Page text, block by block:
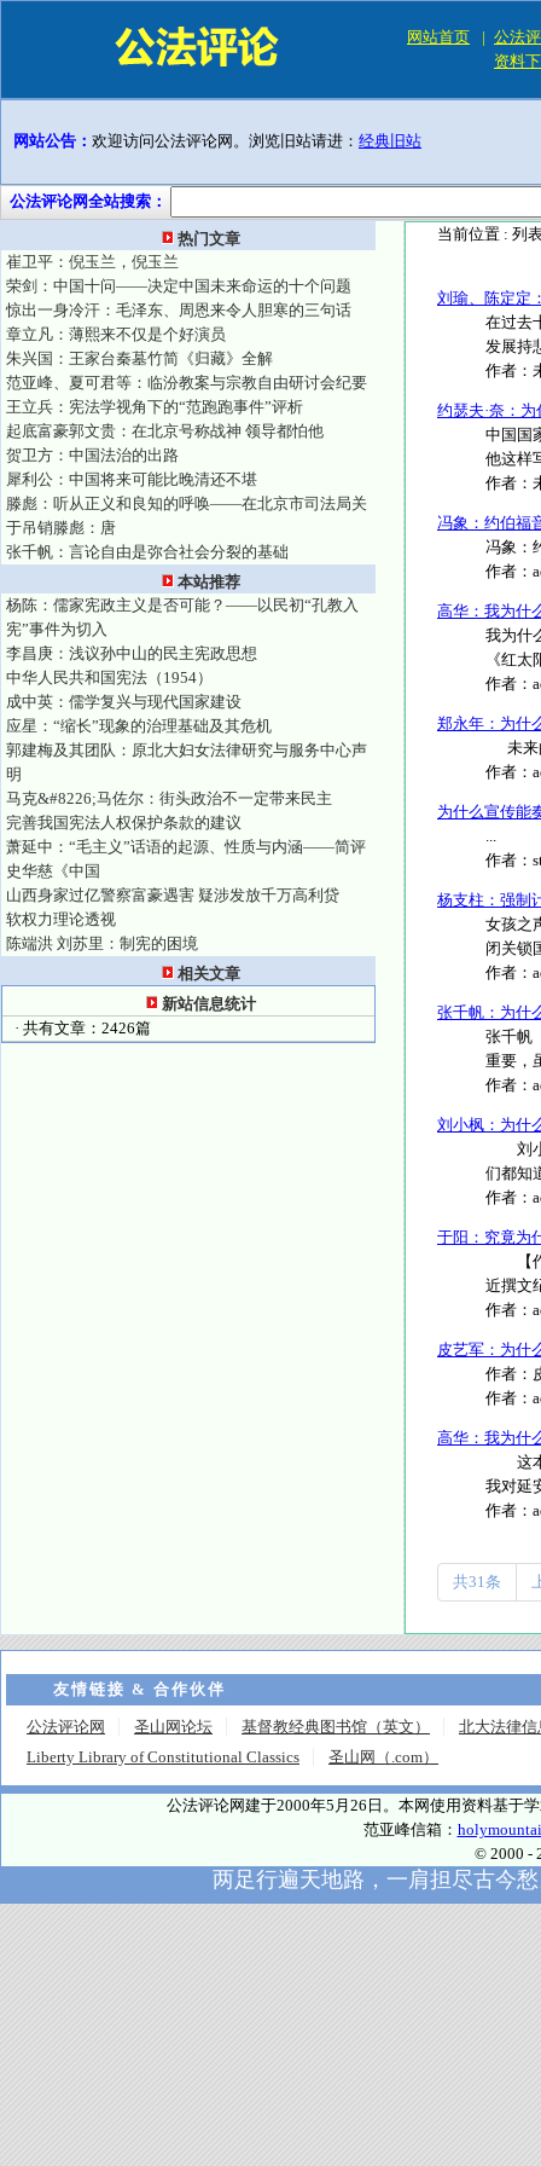
网站首页 | 公法
资料
网站公告： 欢迎访问公法评论网。浏览旧站请进： 经典旧站
公法评论网全站搜索：
热门文章
崔卫平：倪玉兰，倪玉兰
荣剑：中国十问——决定中国未来命运的十个问题
惊出一身冷汗：毛泽东、周恩来令人胆寒的三句话
章立凡：薄熙来不仅是个好演员
朱兴国：王家台秦墓竹简《归藏》全解
范亚峰、夏可君等：临汾教案与宗教自由研讨会纪要
王立兵：宪法学视角下的“范跑跑事件”评析
起底富豪郭文贵：在北京号称战神 领导都怕他
贺卫方：中国法治的出路
犀利公：中国将来可能比晚清还不堪
滕彪：听从正义和良知的呼唤——在北京市司法局关
于吊销滕彪：唐
张千帆：言论自由是弥合社会分裂的基础
本站推荐
杨陈：儒家宪政主义是否可能？——以民初“孔教入
宪”事件为切入
李昌庚：浅议孙中山的民主宪政思想
中华人民共和国宪法（1954）
成中英：儒学复兴与现代国家建设
应星：“缩长”现象的治理基础及其危机
郭建梅及其团队：原北大妇女法律研究与服务中心声
明
马克&#8226;马佐尔：街头政治不一定带来民主
完善我国宪法人权保护条款的建议
萧延中：“毛主义”话语的起源、性质与内涵——简评
史华慈《中国
山西身家过亿警察富豪遇害 疑涉发放千万高利贷
软权力理论透视
陈端洪 刘苏里：制宪的困境
相关文章
新站信息统计
· 共有文章：2426篇
当前位置 : 列
刘瑜、陈定定
在过去
发展持
作者：
约瑟夫·奈：
中国国
他这样
作者：
冯象：约伯福
冯象：
作者：
高华：我为什
我为什
《红
作者：
郑永年：为什
未来
作者：
为什么宣传能
...
作者：
杨支柱：强制
女孩之
闭关锁
作者：
张千帆：为什
张千帆
重要，
作者：
刘小枫：为什
刘小
们都知
作者：
于阳：究竟为
【作
近撰文
作者：
皮艺军：为什
作者：
作者：
高华：我为什
这本
我对延
作者：
共31条
友情链接 & 合作伙伴
公法评论网 圣山网论坛 基督教经典图书馆（英文）
北大法律信
Liberty Library of Constitutional Classics
圣山网（.com）
公法评论网建于2000年5月26日。本网使用资料基于
范亚峰信箱：
© 2000 -
两足行遍天地路，一肩担尽古今